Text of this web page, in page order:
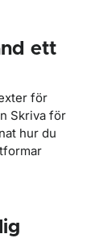
ett
för
Skriva för
hur du